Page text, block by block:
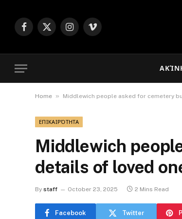
Facebook
X
Instagram
Vimeo
Home » Middlewich people asked for cemetery
ΕΠΙΚΑΙΡΌΤΗΤΑ
Middlewich
details of loved
By staff October 23, 2025 2 Mins Read
Facebook Twitter